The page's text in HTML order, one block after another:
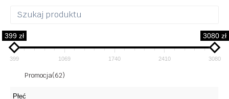
399 zł 3080 zł
399 1069 1740 2410 3080
Promocja(62)